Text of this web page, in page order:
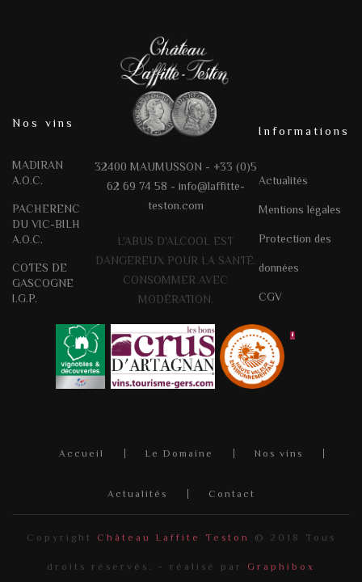
Nos vins
MADIRAN
A.O.C.
PACHERENC
DU VIC-BILH
A.O.C.
COTES DE
GASCOGNE
I.G.P.
32400 MAUMUSSON - +33 (0)5
62 69 74 58 - info@laffitte-
teston.com
L'ABUS D'ALCOOL EST
DANGEREUX POUR LA SANTÉ.
CONSOMMER AVEC
MODÉRATION.
Informations
Actualités
Mentions légales
Protection des
données
CGV
Accueil Le Domaine Nos vins
Actualités Contact
Copyright Château Laffite Teston © 2018 Tous
droits réservés. - réalisé par Graphibox